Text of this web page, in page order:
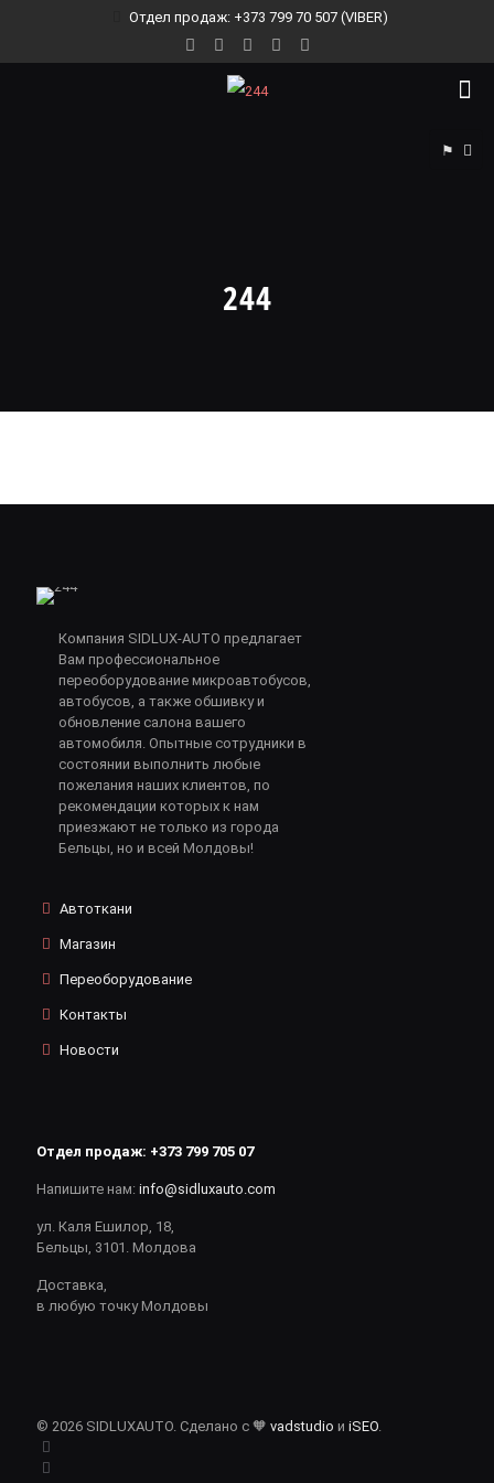
Отдел продаж: +373 799 70 507 (VIBER)
⚑
244
Компания SIDLUX-AUTO предлагает
Вам профессиональное
переоборудование микроавтобусов,
автобусов, а также обшивку и
обновление салона вашего
автомобиля. Опытные сотрудники в
состоянии выполнить любые
пожелания наших клиентов, по
рекомендации которых к нам
приезжают не только из города
Бельцы, но и всей Молдовы!
Автоткани
Магазин
Переоборудование
Контакты
Новости
Отдел продаж: +373 799 705 07
Напишите нам: info@sidluxauto.com
ул. Каля Ешилор, 18,
Бельцы, 3101. Молдова
Доставка,
в любую точку Молдовы
© 2026 SIDLUXAUTO. Сделано с 🧡 vadstudio и iSEO.